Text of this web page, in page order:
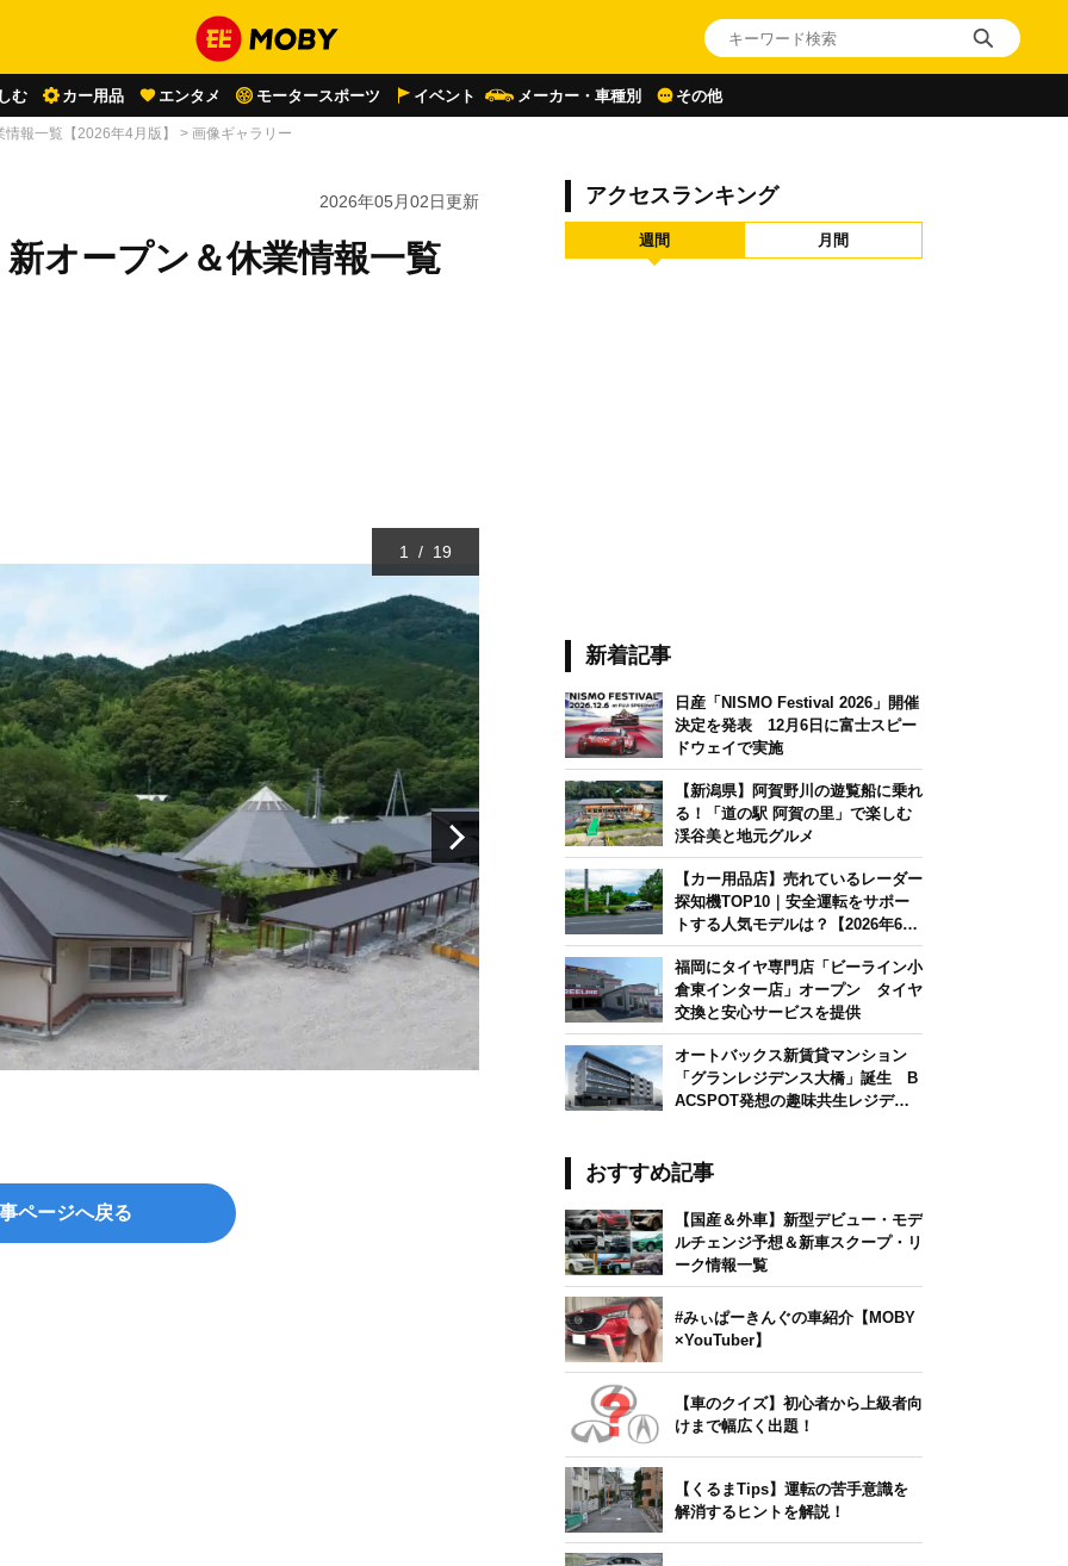
む カー用品 エンタメ モータースポーツ イベント メーカー・車種別 その他
報一覧【2026年4月版】 > 画像ギャラリー
2026年05月02日更新
オープン＆休業情報一覧
1 / 19
ページへ戻る
アクセスランキング
週間 月間
新着記事
日産「NISMO Festival 2026」開催
決定を発表 12月6日に富士スピー
ドウェイで実施
【新潟県】阿賀野川の遊覧船に乗れ
る！「道の駅 阿賀の里」で楽しむ
渓谷美と地元グルメ
【カー用品店】売れているレーダー
探知機TOP10｜安全運転をサポー
トする人気モデルは？【2026年6月
版】
福岡にタイヤ専門店「ビーライン小
倉東インター店」オープン タイヤ
交換と安心サービスを提供
オートバックス新賃貸マンション
「グランレジデンス大橋」誕生 B
ACSPOT発想の趣味共生レジデン
おすすめ記事
【国産＆外車】新型デビュー・モデ
ルチェンジ予想＆新車スクープ・リ
ーク情報一覧
#みぃぱーきんぐの車紹介【MOBY
×YouTuber】
【車のクイズ】初心者から上級者向
けまで幅広く出題！
【くるまTips】運転の苦手意識を
解消するヒントを解説！